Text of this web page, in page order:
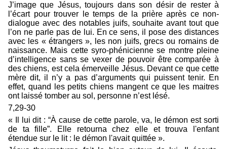
J’image que Jésus, toujours dans son désir de rester à
l’écart pour trouver le temps de la prière après ce non-
dialogue avec des notables juifs, souhaite avant tout que
l’on ne parle pas de lui. En ce sens, il pose des distances
avec les « étrangers », les non juifs, grecs ou romains de
naissance. Mais cette syro-phénicienne se montre pleine
d’intelligence sans se vexer de pouvoir être comparée à
des chiens, est cela émerveille Jésus. Devant ce que cette
mère dit, il n’y a pas d’arguments qui puissent tenir. En
effet, quand les petits chiens mangent ce que les maitres
ont laissé tomber au sol, personne n’est lésé.
7,29-30
« Il lui dit : “À cause de cette parole, va, le démon est sorti
de ta fille”. Elle retourna chez elle et trouva l'enfant
étendue sur le lit : le démon l'avait quittée ».